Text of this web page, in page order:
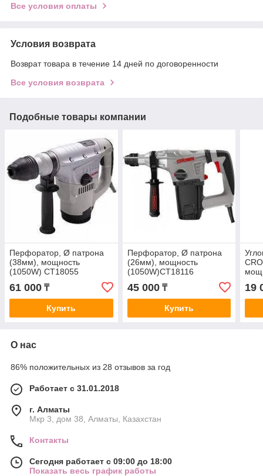
Все условия оплаты
Условия возврата
Возврат товара в течение 14 дней по договоренности
Все условия возврата
Подобные товары компании
Перфоратор, Ø патрона
(38мм), мощность
(1050W) CT18055
61 000 ₸
Купить
Перфоратор, Ø патрона
(26мм), мощность
(1050W)CT18116
45 000₸
Купить
19
О нас
86% положительных из 28 отзывов за год
Работает с 31.01.2018
г. Алматы
Мкр 3, дом 38, Алматы, Казахстан
Контакты
Сегодня работает с 09:00 до 18:00
Показать весь график работы